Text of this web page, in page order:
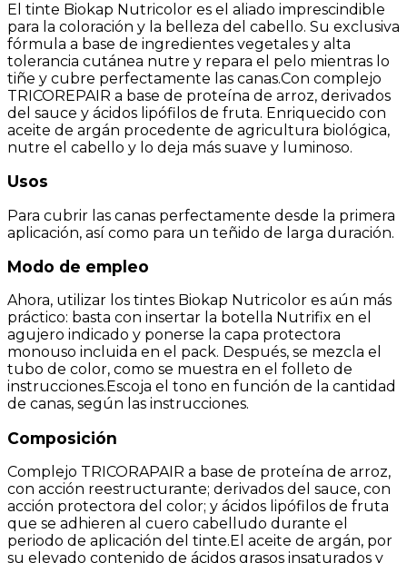
El tinte Biokap Nutricolor es el aliado imprescindible
para la coloración y la belleza del cabello. Su exclusiva
fórmula a base de ingredientes vegetales y alta
tolerancia cutánea nutre y repara el pelo mientras lo
tiñe y cubre perfectamente las canas.Con complejo
TRICOREPAIR a base de proteína de arroz, derivados
del sauce y ácidos lipófilos de fruta. Enriquecido con
aceite de argán procedente de agricultura biológica,
nutre el cabello y lo deja más suave y luminoso.
Usos
Para cubrir las canas perfectamente desde la primera
aplicación, así como para un teñido de larga duración.
Modo de empleo
Ahora, utilizar los tintes Biokap Nutricolor es aún más
práctico: basta con insertar la botella Nutrifix en el
agujero indicado y ponerse la capa protectora
monouso incluida en el pack. Después, se mezcla el
tubo de color, como se muestra en el folleto de
instrucciones.Escoja el tono en función de la cantidad
de canas, según las instrucciones.
Composición
Complejo TRICORAPAIR a base de proteína de arroz,
con acción reestructurante; derivados del sauce, con
acción protectora del color; y ácidos lipófilos de fruta
que se adhieren al cuero cabelludo durante el
periodo de aplicación del tinte.El aceite de argán, por
su elevado contenido de ácidos grasos insaturados y